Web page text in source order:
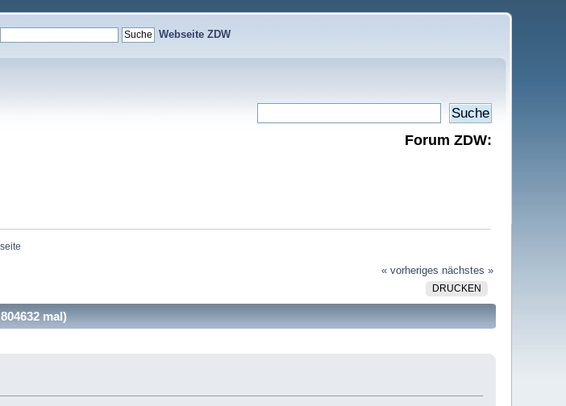
Webseite ZDW
Forum ZDW:
« vorheriges nächstes »
DRUCKEN
mal)